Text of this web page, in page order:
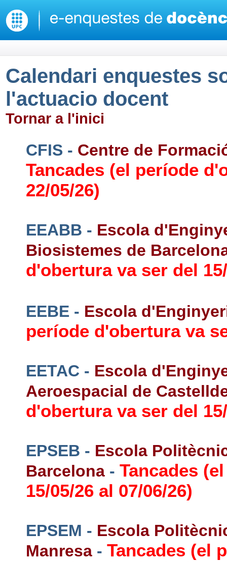
Calendari enquestes
l'actuacio docent
Tornar a l'inici
CFIS - Centre de
Tancades (el període
22/05/26)
EEABB - Escola
Biosistemes de
d'obertura va ser del
EEBE - Escola
període d'obertura va
EETAC - Escola
Aeroespacial de
d'obertura va ser del
EPSEB - Escola
Barcelona - Tancades
15/05/26 al 07/06/26)
EPSEM - Escola
Manresa - Tancades (el